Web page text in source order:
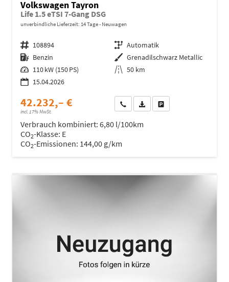
Volkswagen Tayron
Life 1.5 eTSI 7-Gang DSG
unverbindliche Lieferzeit: 14 Tage Neuwagen
Fahrzeugnr. 108894 Getriebe Automatik
Kraftstoff Benzin Außenfarbe Grenadilschwarz Metallic
Leistung 110 kW (150 PS) Kilometerstand 50 km
15.04.2026
42.232,– €
incl. 17% MwSt.
Wir rufen Sie anFahrzeugexposé (PDF)
Verbrauch kombiniert: 6,80 l/100km
CO2-Klasse: E
CO2-Emissionen: 144,00 g/km